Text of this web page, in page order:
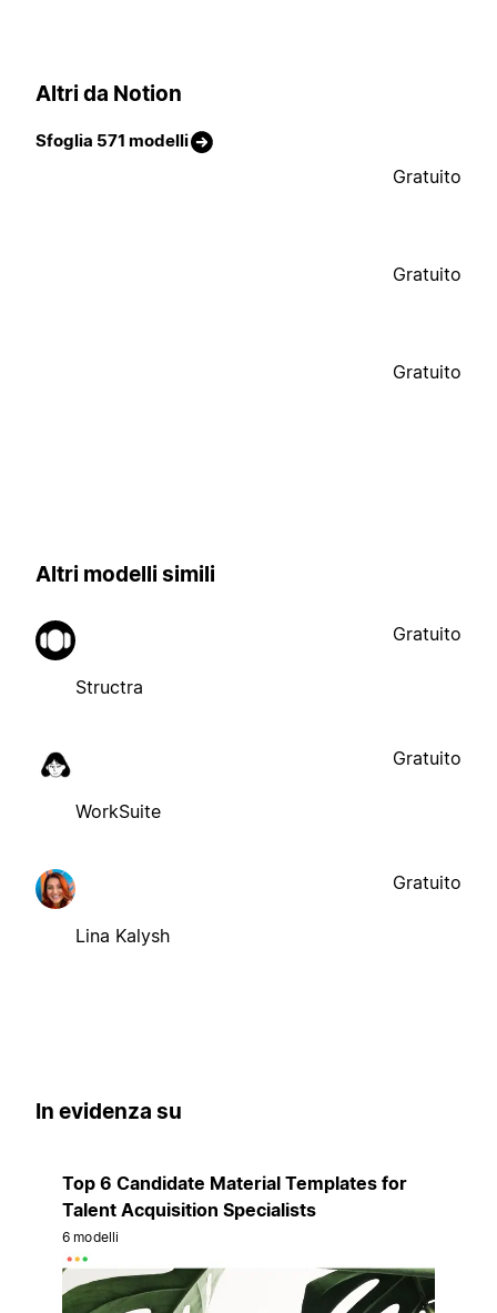
Altri da Notion
Sfoglia 571 modelli
Gratuito
Gratuito
Gratuito
Altri modelli simili
Structra
Gratuito
WorkSuite
Gratuito
Lina Kalysh
Gratuito
In evidenza su
Top 6 Candidate Material Templates for
Talent Acquisition Specialists
6 modelli